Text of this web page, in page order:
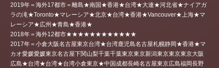
2019年＝海外17都市＝離島★南国★香港★台湾★大連★河北省★ナイアガ
ラの滝★Toronto★マレーシア★北京★台湾★香港★Vancouver★上海★マ
レーシア★広州★青島★香港★
2018年＝海外12都市★★★★★★★★★★★★
2017年＝小倉大阪名古屋東京台湾★台湾鹿児島名古屋札幌静岡★香港★マ
カオ愛媛愛媛東京名古屋下関山梨千葉千葉東京東京新潟東京東京東京大阪
広島★台湾★台湾★台湾小倉東京★中国成都長崎名古屋東京広島福岡長野